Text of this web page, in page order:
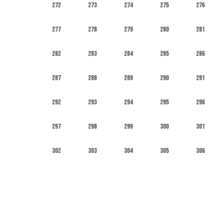
272 273 274 275 276
277 278 279 280 281
282 283 284 285 286
287 288 289 290 291
292 293 294 295 296
297 298 299 300 301
302 303 304 305 306